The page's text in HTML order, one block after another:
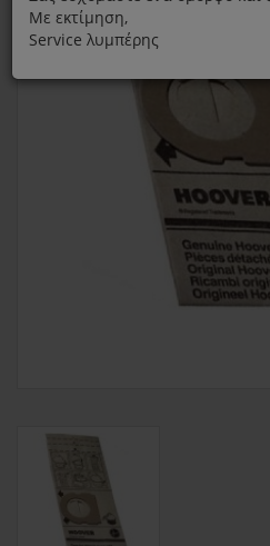
Με εκτίμηση,
Service λυμπέρης